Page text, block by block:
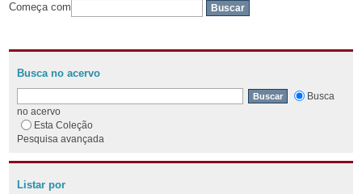
Começa com
Busca no acervo
Busca
no acervo
Esta Coleção
Pesquisa avançada
Listar por